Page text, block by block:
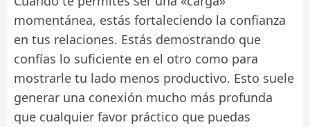
momentánea, estás fortaleciendo la confianza
en tus relaciones. Estás demostrando que
confías lo suficiente en el otro como para
mostrarle tu lado menos productivo. Esto suele
generar una conexión mucho más profunda
que cualquier favor práctico que puedas